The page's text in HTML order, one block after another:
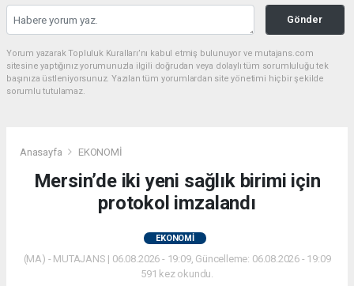
Gönder
Yorum yazarak Topluluk Kuralları’nı kabul etmiş bulunuyor ve mutajans.com
sitesine yaptığınız yorumunuzla ilgili doğrudan veya dolaylı tüm sorumluluğu tek
başınıza üstleniyorsunuz. Yazılan tüm yorumlardan site yönetimi hiçbir şekilde
sorumlu tutulamaz.
Anasayfa EKONOMİ
Mersin’de iki yeni sağlık birimi için
protokol imzalandı
EKONOMİ
(MA) - MUTAJANS | 06.08.2026 - 19:09, Güncelleme: 06.08.2026 - 19:09
591 kez okundu.